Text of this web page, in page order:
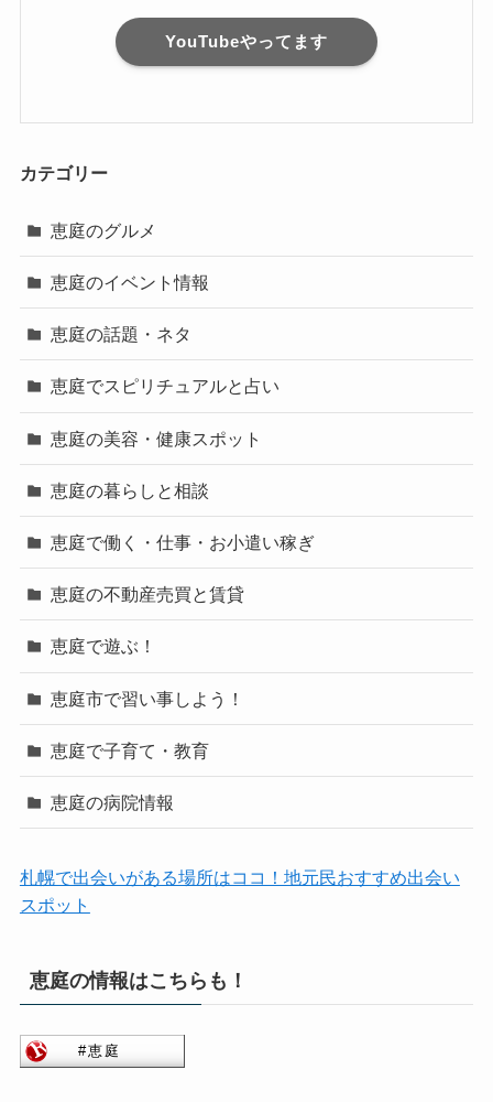
YouTubeやってます
カテゴリー
恵庭のグルメ
恵庭のイベント情報
恵庭の話題・ネタ
恵庭でスピリチュアルと占い
恵庭の美容・健康スポット
恵庭の暮らしと相談
恵庭で働く・仕事・お小遣い稼ぎ
恵庭の不動産売買と賃貸
恵庭で遊ぶ！
恵庭市で習い事しよう！
恵庭で子育て・教育
恵庭の病院情報
札幌で出会いがある場所はココ！地元民おすすめ出会い
スポット
恵庭の情報はこちらも！